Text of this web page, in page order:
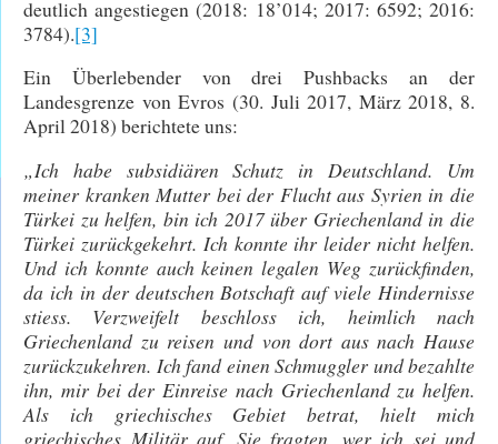
deutlich angestiegen (2018: 18’014; 2017: 6592; 2016:
3784).[3]
Ein Überlebender von drei Pushbacks an der
Landesgrenze von Evros (30. Juli 2017, März 2018, 8.
April 2018) berichtete uns:
„Ich habe subsidiären Schutz in Deutschland. Um
meiner kranken Mutter bei der Flucht aus Syrien in die
Türkei zu helfen, bin ich 2017 über Griechenland in die
Türkei zurückgekehrt. Ich konnte ihr leider nicht helfen.
Und ich konnte auch keinen legalen Weg zurückfinden,
da ich in der deutschen Botschaft auf viele Hindernisse
stiess. Verzweifelt beschloss ich, heimlich nach
Griechenland zu reisen und von dort aus nach Hause
zurückzukehren. Ich fand einen Schmuggler und bezahlte
ihn, mir bei der Einreise nach Griechenland zu helfen.
Als ich griechisches Gebiet betrat, hielt mich
griechisches Militär auf. Sie fragten, wer ich sei und